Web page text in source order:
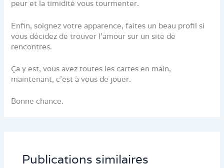
peur et la timidité vous tourmenter.
Enfin, soignez votre apparence, faites un beau profil si
vous décidez de trouver l’amour sur un site de
rencontres.
Ça y est, vous avez toutes les cartes en main,
maintenant, c’est à vous de jouer.
Bonne chance.
Publications similaires